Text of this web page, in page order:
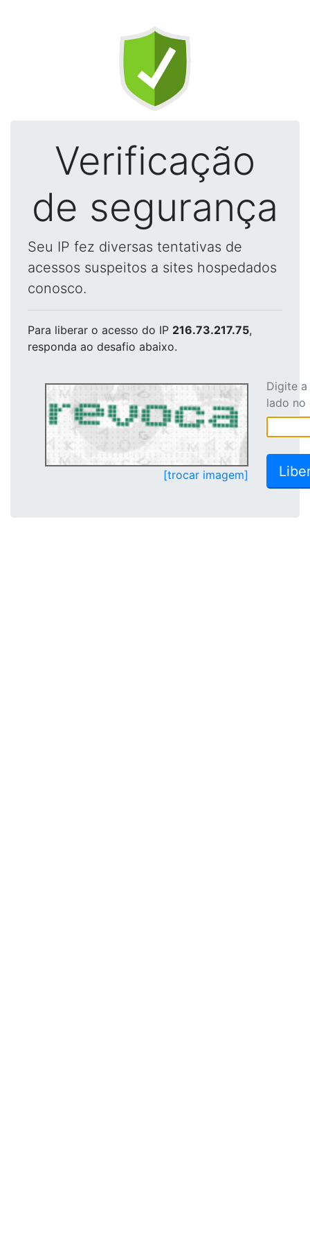
Verificação
de segurança
Seu IP fez diversas tentativas de
acessos suspeitos a sites hospedados
conosco.
Para liberar o acesso do IP 216.73.217.75,
responda ao desafio abaixo.
[trocar imagem]
Digite
lado no